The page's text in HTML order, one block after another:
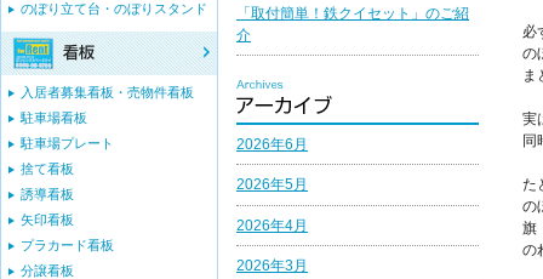
必
の
ま
実
同
た
の
旗
の
「取付簡単！鉄クイセット」のご紹
介
2026年6月
2026年5月
2026年4月
2026年3月
のぼり立て台・のぼりスタンド
入居者募集看板・売物件看板
駐車場看板
駐車場プレート
捨て看板
誘導看板
矢印看板
プラカード看板
分譲看板